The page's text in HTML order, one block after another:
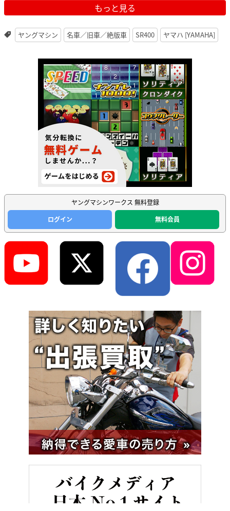
もっと見る
ヤングマシン 名車／旧車／絶版車 SR400 ヤマハ [YAMAHA]
ヤングマシンワークス 無料登録
ログイン
無料会員